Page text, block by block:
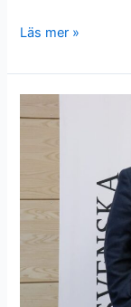
Astronomins
och
natt
den
Läs mer »